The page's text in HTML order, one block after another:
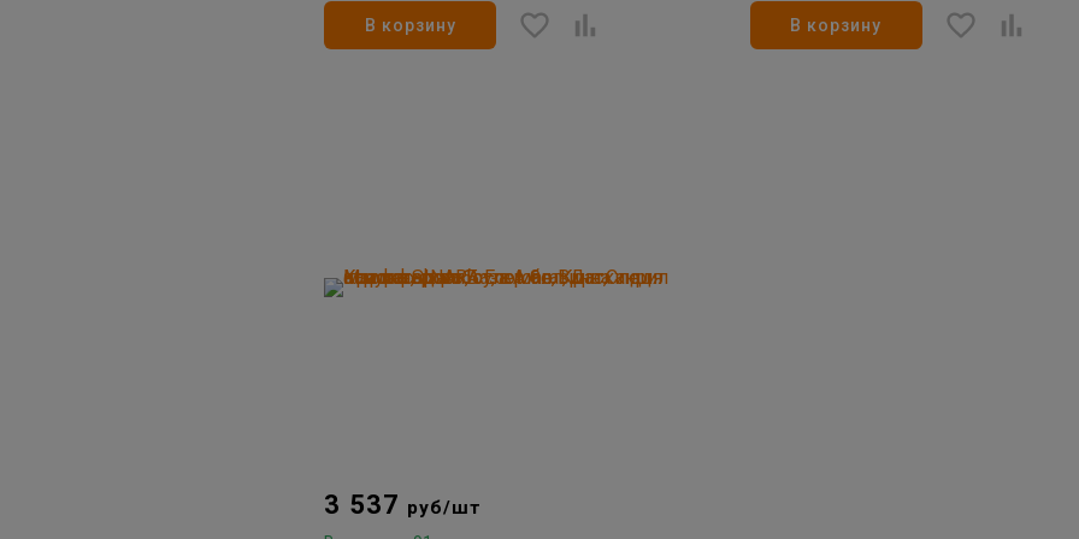
В корзину В корзину
3 537 руб/шт